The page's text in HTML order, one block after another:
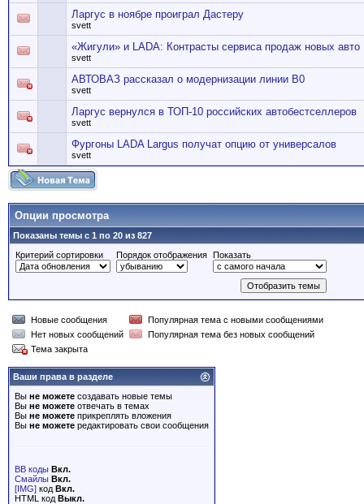
Ларгус в ноябре проиграл Дастеру
svett
«Жигули» и LADA: Контрасты сервиса продаж новых авто
svett
АВТОВАЗ рассказал о модернизации линии В0
svett
Ларгус вернулся в ТОП-10 российских автобестселлеров
svett
Фургоны LADA Largus получат опцию от универсалов
svett
Опции просмотра
Показаны темы с 1 по 20 из 827
Критерий сортировки
Порядок отображения Показать
Новые сообщения
Популярная тема с новыми сообщениями
Нет новых сообщений
Популярная тема без новых сообщений
Тема закрыта
Ваши права в разделе
Вы не можете создавать новые темы
Вы не можете отвечать в темах
Вы не можете прикреплять вложения
Вы не можете редактировать свои сообщения
BB коды Вкл.
Смайлы Вкл.
[IMG] код Вкл.
HTML код Выкл.